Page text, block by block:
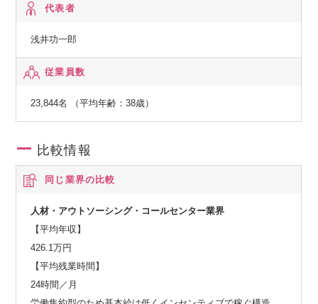
代表者
浅井功一郎
従業員数
23,844名 （平均年齢：38歳）
比較情報
同じ業界の比較
人材・アウトソーシング・コールセンター業界
【平均年収】
426.1万円
【平均残業時間】
24時間／月